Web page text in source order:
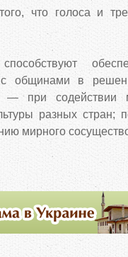
что голоса и
с общинами в
— при содействии
разных стран;
мирного